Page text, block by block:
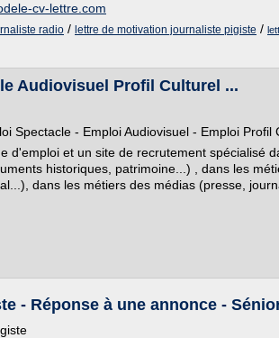
cv-lettre.com
radio / lettre de motivation journaliste pigiste /
Audiovisuel Profil Culturel ...
Spectacle - Emploi Audiovisuel - Emploi Profil
d'emploi et un site de recrutement spécialisé
historiques, patrimoine...) , dans les
dans les métiers des médias (presse,
- Réponse à une annonce -